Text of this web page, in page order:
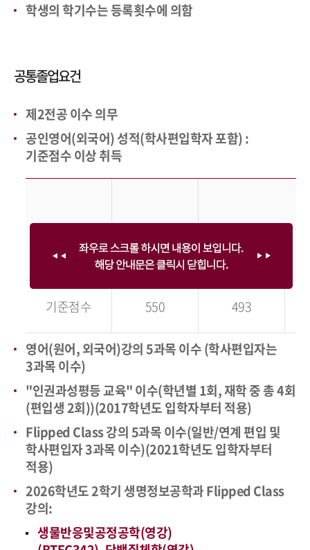
학생의 학기수는 등록횟수에 의함
공통졸업요건
제2전공 이수 의무
공인영어(외국어) 성적(학사편입학자 포함) :
기준점수 이상 취득
구분
TOEIC
PBT
기준점수 550 493
영어(원어, 외국어)강의 5과목 이수 (학사편입자는
3과목 이수)
"인권과성평등 교육" 이수(학년별 1회, 재학 중 총 4회
(편입생 2회))(2017학년도 입학자부터 적용)
Flipped Class 강의 5과목 이수(일반/연계 편입 및
학사편입자 3과목 이수)(2021학년도 입학자부터
적용)
2026학년도 2학기 생명정보공학과 Flipped Class
강의:
생물반응및공정공학(영강)